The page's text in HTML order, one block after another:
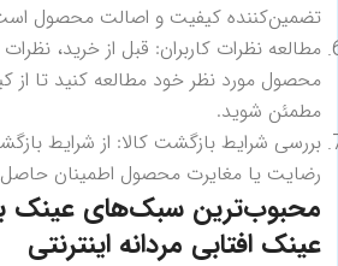
تضمین‌کننده کیفیت و اصالت محصول
مطالعه نظرات کاربران: قبل از خرید، نظرات
محصول مورد نظر خود مطالعه کنید تا از
مطمئن شوید.
بررسی شرایط بازگشت کالا: از شرایط
رضایت یا مغایرت محصول اطمینان حاصل
محبوب‌ترین سبک‌های عینک
عینک افتابی مردانه اینترنتی